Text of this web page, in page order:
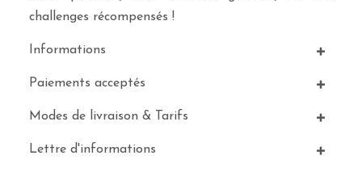
challenges récompensés !
Informations
Paiements acceptés
Modes de livraison & Tarifs
Lettre d'informations